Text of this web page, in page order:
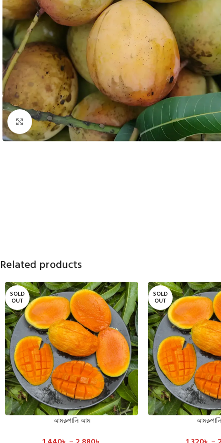
Click to enlarge
Related products
SOLD
OUT
SELECT OPTIONSআমরুপালি আম
SOLD
OUT
SELECT OPTIONS